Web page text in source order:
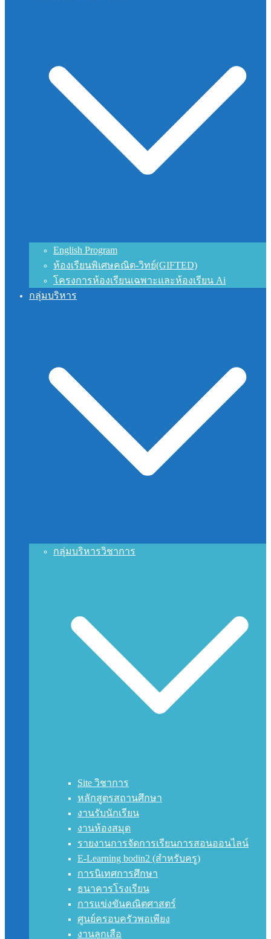
English Program
ห้องเรียนพิเศษคณิต-วิทย์(GIFTED)
โครงการห้องเรียนเฉพาะและห้องเรียน Ai
กลุ่มบริหาร
กลุ่มบริหารวิชาการ
Site วิชาการ
หลักสูตรสถานศึกษา
งานรับนักเรียน
งานห้องสมุด
รายงานการจัดการเรียนการสอนออนไลน์
E-Learning bodin2 (สำหรับครู)
การนิเทศการศึกษา
ธนาคารโรงเรียน
การแข่งขันคณิตศาสตร์
ศูนย์ครอบครัวพอเพียง
งานลูกเสือ